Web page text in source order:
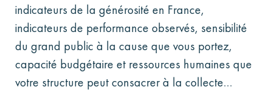
indicateurs de la générosité en France,
indicateurs de performance observés, sensibilité
du grand public à la cause que vous portez,
capacité budgétaire et ressources humaines que
votre structure peut consacrer à la collecte…